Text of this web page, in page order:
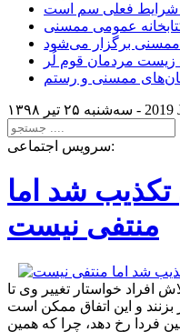
شرایط فعلی سم است
عمومی ممسنی
ممسنی برگزار می‌شود
زیست مردمان قوم لُر
ممسنی و رستم
سه‌شنبه ۲۵ تير ۱۳۹۸ - 2019
سرویس اجتماعی:
تکذیب شد اما
منتفی نیست
افراد خواستار تغییر وی تا
بزنند و این اتفاق ممکن است